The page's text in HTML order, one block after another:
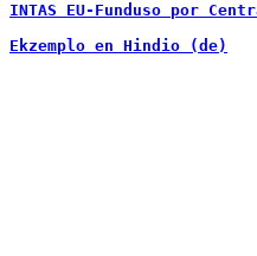
INTAS EU-Funduso por
Ekzemplo en Hindio (de)